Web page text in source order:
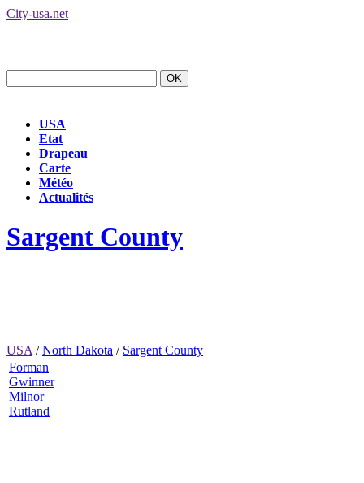
City-usa.net
USA
Etat
Drapeau
Carte
Météo
Actualités
Sargent County
USA /North Dakota / Sargent County
Forman
Gwinner
Milnor
Rutland